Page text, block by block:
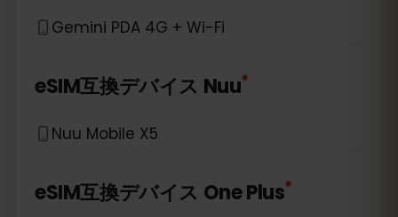
Gemini PDA 4G + Wi-Fi
eSIM互換デバイス Nuu*
Nuu Mobile X5
eSIM互換デバイス One Plus*